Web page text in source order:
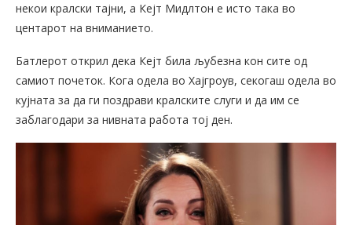
некои кралски тајни, а Кејт Мидлтон е исто така во
центарот на вниманието.
Батлерот открил дека Кејт била љубезна кон сите од
самиот почеток. Кога одела во Хајгроув, секогаш одела во
кујната за да ги поздрави кралските слуги и да им се
заблагодари за нивната работа тој ден.